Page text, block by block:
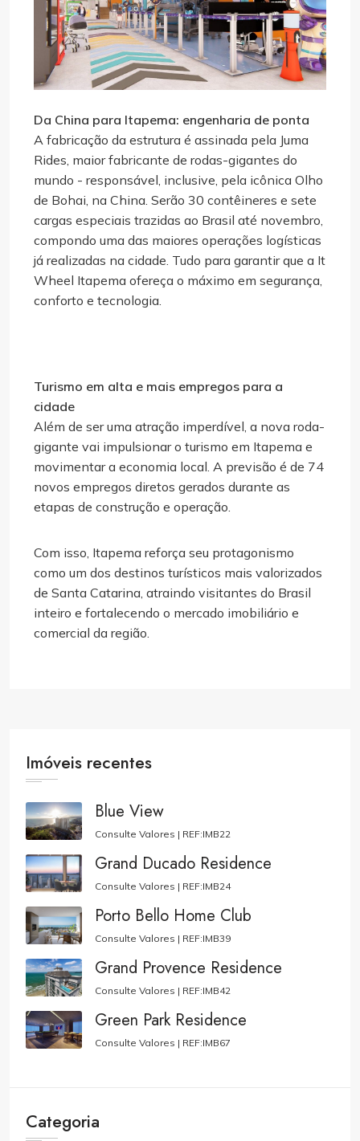
Da China para Itapema: engenharia de ponta
A fabricação da estrutura é assinada pela Juma
Rides, maior fabricante de rodas-gigantes do
mundo - responsável, inclusive, pela icônica Olho
de Bohai, na China. Serão 30 contêineres e sete
cargas especiais trazidas ao Brasil até novembro,
compondo uma das maiores operações logísticas
já realizadas na cidade. Tudo para garantir que a It
Wheel Itapema ofereça o máximo em segurança,
conforto e tecnologia.
Turismo em alta e mais empregos para a
cidade
Além de ser uma atração imperdível, a nova roda-
gigante vai impulsionar o turismo em Itapema e
movimentar a economia local. A previsão é de 74
novos empregos diretos gerados durante as
etapas de construção e operação.
Com isso, Itapema reforça seu protagonismo
como um dos destinos turísticos mais valorizados
de Santa Catarina, atraindo visitantes do Brasil
inteiro e fortalecendo o mercado imobiliário e
comercial da região.
Imóveis recentes
Blue View
Consulte Valores | REF:IMB22
Grand Ducado Residence
Consulte Valores | REF:IMB24
Porto Bello Home Club
Consulte Valores | REF:IMB39
Grand Provence Residence
Consulte Valores | REF:IMB42
Green Park Residence
Consulte Valores | REF:IMB67
Categoria